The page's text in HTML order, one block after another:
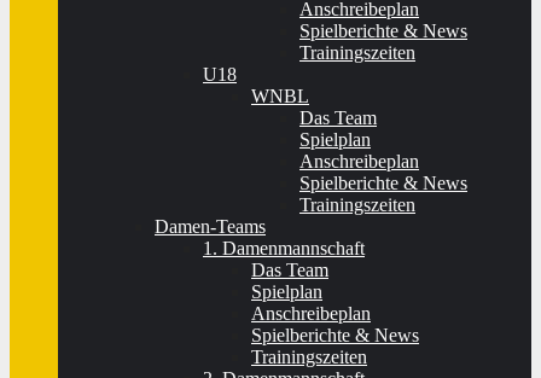
Anschreibeplan
Spielberichte & News
Trainingszeiten
U18
WNBL
Das Team
Spielplan
Anschreibeplan
Spielberichte & News
Trainingszeiten
Damen-Teams
1. Damenmannschaft
Das Team
Spielplan
Anschreibeplan
Spielberichte & News
Trainingszeiten